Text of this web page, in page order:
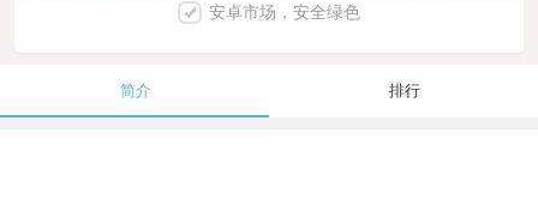
安卓市场，安全绿色
简介 排行